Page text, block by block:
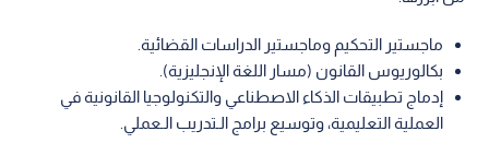
ماجستير التحكيم وماجستير الدراسات القضائية.
بكالوريوس القانون (مسار اللغة الإنجليزية).
إدماج تطبيقات الذكاء الاصطناعي والتكنولوجيا القانونية في
العملية التعليمية، وتوسيع برامج الـتدريب الـعملي.